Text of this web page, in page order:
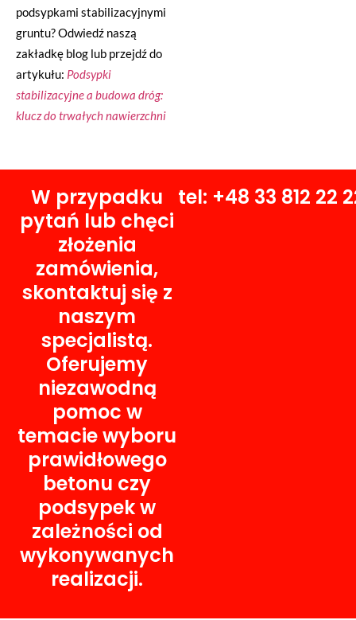
podsypkami stabilizacyjnymi
gruntu? Odwiedź naszą
zakładkę blog lub przejdź do
artykułu: Podsypki
stabilizacyjne a budowa dróg:
klucz do trwałych nawierzchni
W przypadku
pytań lub chęci
złożenia
zamówienia,
skontaktuj się z
naszym
specjalistą.
Oferujemy
niezawodną
pomoc w
temacie wyboru
prawidłowego
betonu czy
podsypek w
zależności od
wykonywanych
realizacji.
tel: +48 33 812 22